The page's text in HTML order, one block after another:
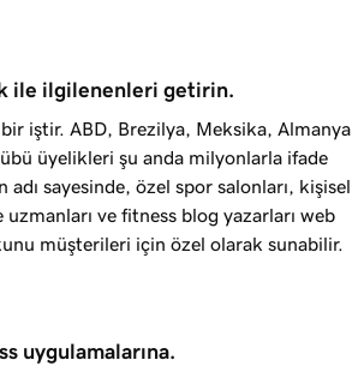
ile ilgilenenleri getirin.
iştir. ABD, Brezilya, Meksika, Almanya
üyelikleri şu anda milyonlarla ifade
adı sayesinde, özel spor salonları, kişisel
ve fitness blog yazarları web
müşterileri için özel olarak sunabilir.
uygulamalarına.